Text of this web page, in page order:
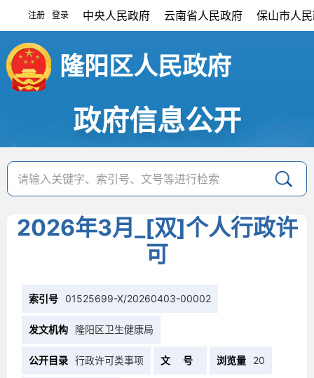
注册 登录 中央人民政府 云南省人民政府 保山市人
隆阳区人民政府
政府信息公开
2026年3月_[双]个人行政许
可
索引号 01525699-X/20260403-00002
发文机构 隆阳区卫生健康局
公开目录 行政许可类事项 文 号 浏览量 20